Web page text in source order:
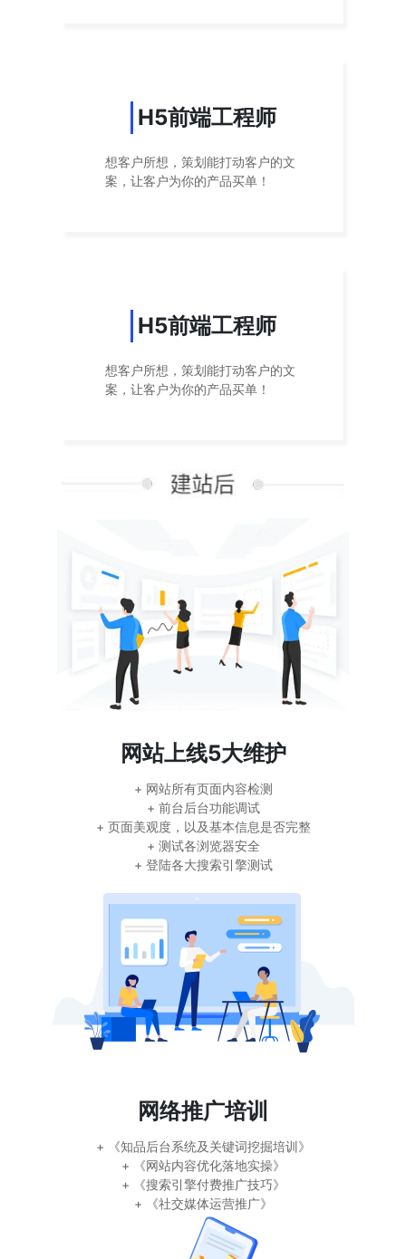
H5前端工程师
想客户所想，策划能打动客户的文
案，让客户为你的产品买单！
H5前端工程师
想客户所想，策划能打动客户的文
案，让客户为你的产品买单！
网站上线5大维护
+ 网站所有页面内容检测
+ 前台后台功能调试
+ 页面美观度，以及基本信息是否完整
+ 测试各浏览器安全
+ 登陆各大搜索引擎测试
网络推广培训
+ 《知品后台系统及关键词挖掘培训》
+ 《网站内容优化落地实操》
+ 《搜索引擎付费推广技巧》
+ 《社交媒体运营推广》